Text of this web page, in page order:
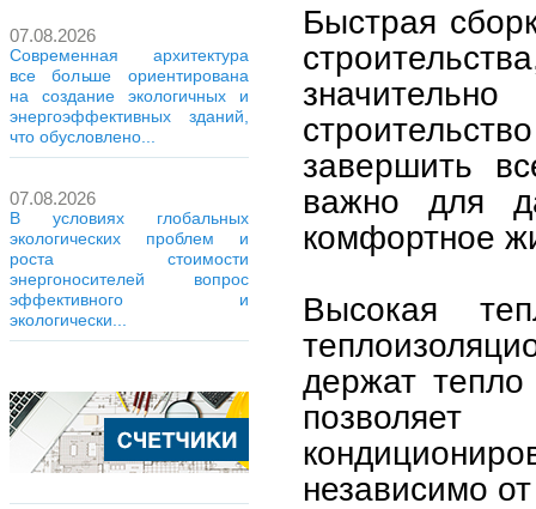
07.08.2026
Современная архитектура
все больше ориентирована
на создание экологичных и
энергоэффективных зданий,
что обусловлено...
07.08.2026
В условиях глобальных
экологических проблем и
роста стоимости
энергоносителей вопрос
эффективного и
экологически...
Быстрая
завершить
важно для
комфортное
Высокая
держат
независимо